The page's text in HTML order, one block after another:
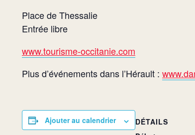
Place de Thessalie
Entrée libre
www.tourisme-occitanie.com
Plus d’événements dans l’Hérault :
Ajouter au calendrier
DÉTAILS